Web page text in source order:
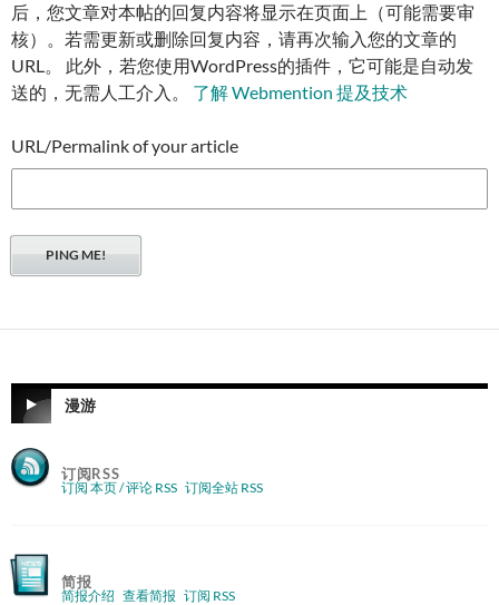
后，您文章对本帖的回复内容将显示在页面上（可能需要审
核）。若需更新或删除回复内容，请再次输入您的文章的
URL。 此外，若您使用WordPress的插件，它可能是自动发
送的，无需人工介入。 了解 Webmention 提及技术
URL/Permalink of your article
漫游
订阅RSS
订阅 本页 / 评论 RSS 订阅全站 RSS
简报
简报介绍 查看简报 订阅 RSS